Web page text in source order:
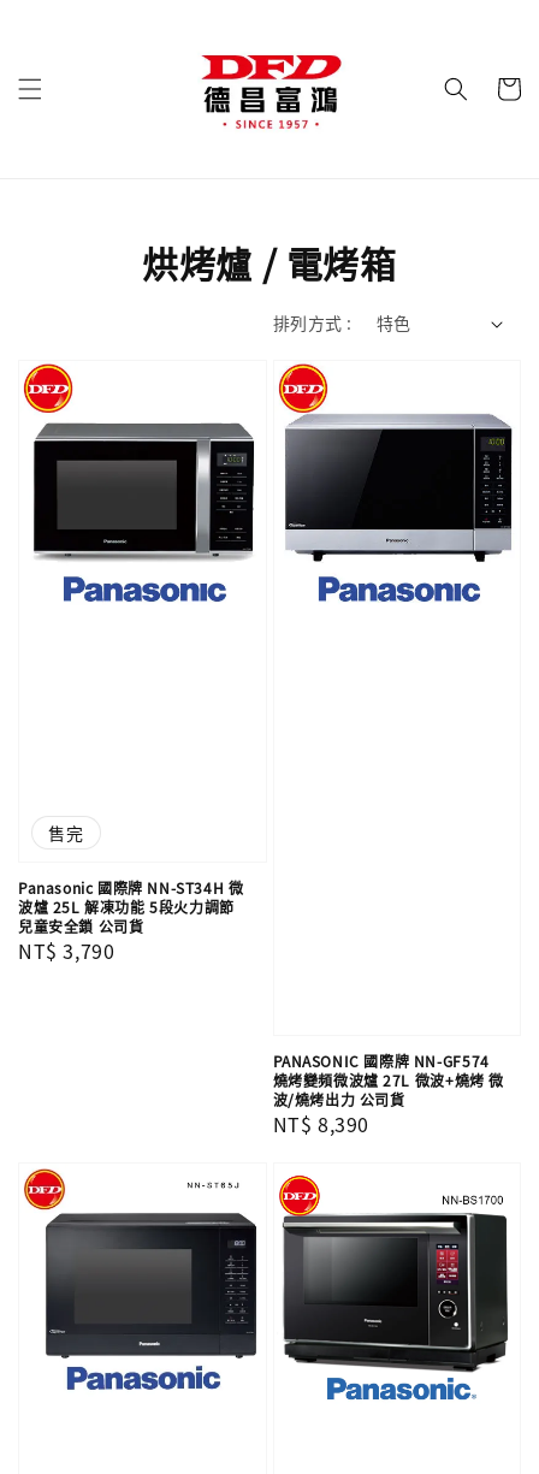
烘烤爐 / 電烤箱
排列方式 :
售完
Panasonic 國際牌 NN-ST34H 微
波爐 25L 解凍功能 5段火力調節
兒童安全鎖 公司貨
Regular
NT$ 3,790
PANASONIC 國際牌 NN-GF574
燒烤變頻微波爐 27L 微波+燒烤 微
波/燒烤出力 公司貨
Regular
NT$ 8,390